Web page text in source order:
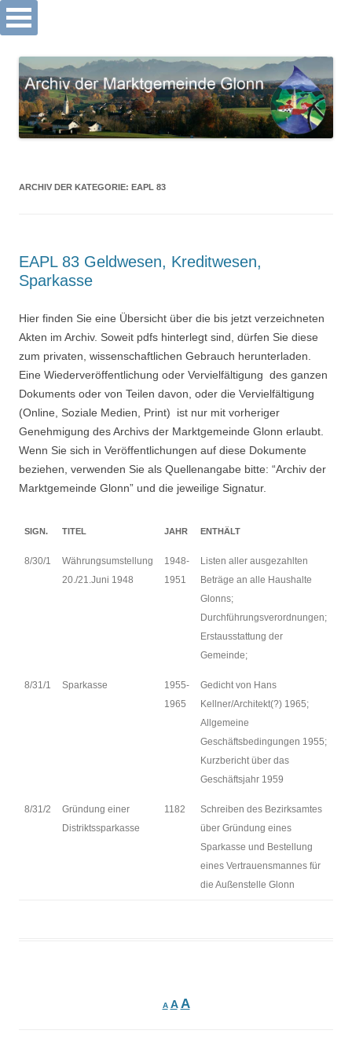
Suchen nach:
Archiv Markt Glonn
zum
Inhalt
ARCHIV DER KATEGORIE: EAPL 83
EAPL 83 Geldwesen, Kreditwesen,
Sparkasse
Hier finden Sie eine Übersicht über die bis jetzt verzeichneten
Akten im Archiv. Soweit pdfs hinterlegt sind, dürfen Sie diese
zum privaten, wissenschaftlichen Gebrauch herunterladen.
Eine Wiederveröffentlichung oder Vervielfältigung des ganzen
Dokuments oder von Teilen davon, oder die Vervielfältigung
(Online, Soziale Medien, Print) ist nur mit vorheriger
Genehmigung des Archivs der Marktgemeinde Glonn erlaubt.
Wenn Sie sich in Veröffentlichungen auf diese Dokumente
beziehen, verwenden Sie als Quellenangabe bitte: “Archiv der
Marktgemeinde Glonn” und die jeweilige Signatur.
SIGN. TITEL JAHR ENTHÄLT
8/30/1
Währungsumstellung
20./21.Juni 1948
1948-
1951
Listen aller ausgezahlten
Beträge an alle Haushalte
Glonns;
Durchführungsverordnungen;
Erstausstattung der
Gemeinde;
8/31/1 Sparkasse
1955-
1965
Gedicht von Hans
Kellner/Architekt(?) 1965;
Allgemeine
Geschäftsbedingungen 1955;
Kurzbericht über das
Geschäftsjahr 1959
8/31/2
Gründung einer
Distriktssparkasse
1182
Schreiben des Bezirksamtes
über Gründung eines
Sparkasse und Bestellung
eines Vertrauensmannes für
die Außenstelle Glonn
A A A